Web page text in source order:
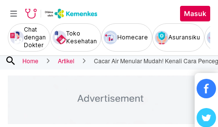
Masuk
Chat
dengan
Dokter
Toko
Kesehatan
Homecare Asuransiku
search Home Artikel Cacar Air Menular Mudah! Kenali Cara